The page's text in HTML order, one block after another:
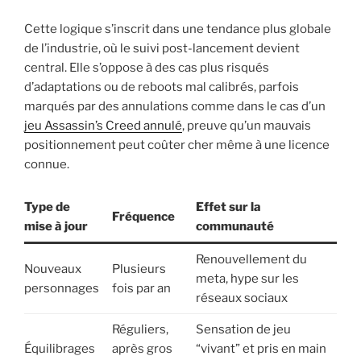
Cette logique s’inscrit dans une tendance plus globale
de l’industrie, où le suivi post-lancement devient
central. Elle s’oppose à des cas plus risqués
d’adaptations ou de reboots mal calibrés, parfois
marqués par des annulations comme dans le cas d’un
jeu Assassin’s Creed annulé, preuve qu’un mauvais
positionnement peut coûter cher même à une licence
connue.
Type de
mise à jour
Fréquence
Effet sur la
communauté
Nouveaux
personnages
Plusieurs
fois par an
Renouvellement du
meta, hype sur les
réseaux sociaux
Équilibrages
Réguliers,
après gros
Sensation de jeu
“vivant” et pris en main